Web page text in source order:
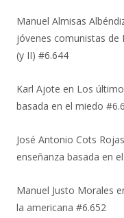
Manuel Almisas
jóvenes comunistas de
(y II) #6.644
Karl Ajote en Los
basada en el miedo
José Antonio Cots Rojas
enseñanza basada en
Manuel Justo Morales
la americana #6.652